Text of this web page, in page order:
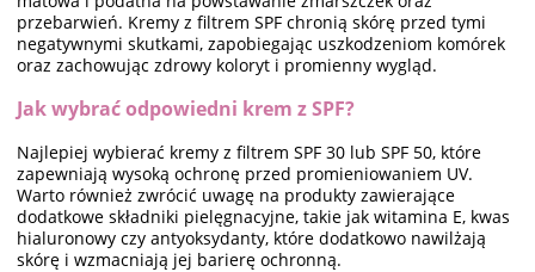
przebarwień. Kremy z filtrem SPF chronią skórę przed tymi
negatywnymi skutkami, zapobiegając uszkodzeniom komórek
oraz zachowując zdrowy koloryt i promienny wygląd.
Jak wybrać odpowiedni krem z SPF?
Najlepiej wybierać kremy z filtrem SPF 30 lub SPF 50, które
zapewniają wysoką ochronę przed promieniowaniem UV.
Warto również zwrócić uwagę na produkty zawierające
dodatkowe składniki pielęgnacyjne, takie jak witamina E, kwas
hialuronowy czy antyoksydanty, które dodatkowo nawilżają
skórę i wzmacniają jej barierę ochronną.